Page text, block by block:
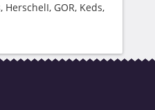
GOR, Keds,